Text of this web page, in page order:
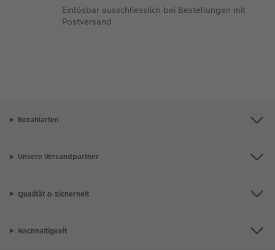
Einlösbar ausschliesslich bei Bestellungen mit
Postversand
Bezahlarten
Unsere Versandpartner
Qualität & Sicherheit
Nachhaltigkeit